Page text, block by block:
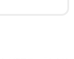
ドリア水戸さん提
に9万以上のいい